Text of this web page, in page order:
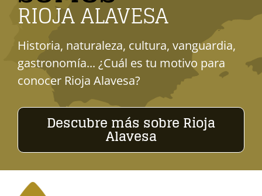
RIOJA ALAVESA
Historia, naturaleza, cultura, vanguardia,
gastronomía... ¿Cuál es tu motivo para
conocer Rioja Alavesa?
Descubre más sobre Rioja
Alavesa